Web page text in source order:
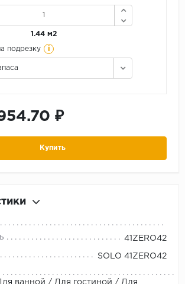
1.44 м2
подрезку i
₽
Купить
41ZERO42
SOLO 41ZERO42
ванной / Для гостиной / Для